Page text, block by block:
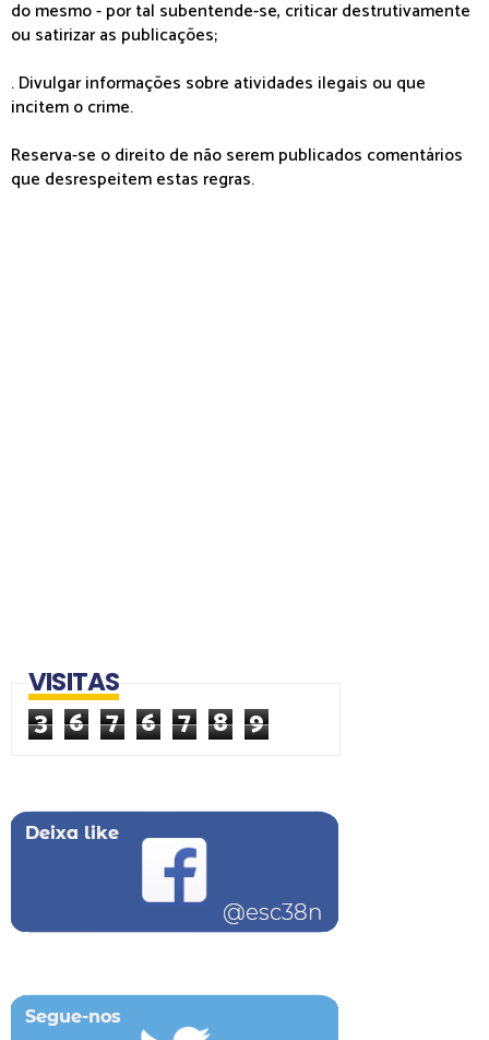
do mesmo - por tal subentende-se, criticar destrutivamente
ou satirizar as publicações;
. Divulgar informações sobre atividades ilegais ou que
incitem o crime.
Reserva-se o direito de não serem publicados comentários
que desrespeitem estas regras.
VISITAS
3 6 7 6 7 8 9